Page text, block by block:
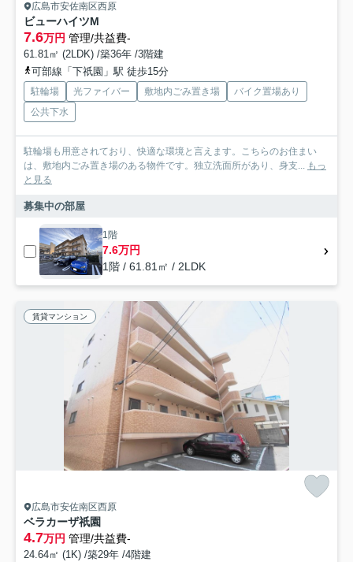
広島市安佐南区西原
ビューハイツM
7.6万円 管理/共益費-
61.81㎡ (2LDK) /築36年 /3階建
可部線「下祇園」駅 徒歩15分
駐輪場 光ファイバー 敷地内ごみ置き場
バイク置場あり
公共下水
駐輪場も用意されており、快適な環境と言えます。こちらのお住まい
は、敷地内ごみ置き場のある物件です。独立洗面所があり、身支... もっ
と見る
募集中の部屋
1階
7.6万円
1階 / 61.81㎡ / 2LDK
賃貸マンション
広島市安佐南区西原
ベラカーザ祇園
4.7万円 管理/共益費-
24.64㎡ (1K) /築29年 /4階建